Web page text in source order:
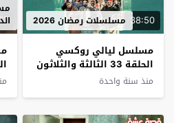
38:50 مسلسلات رمضان 2026
مسلسل ليالي روكسي
الحلقة 33 الثالثة والثلاثون
يوتيوب
منذ سنة واحدة